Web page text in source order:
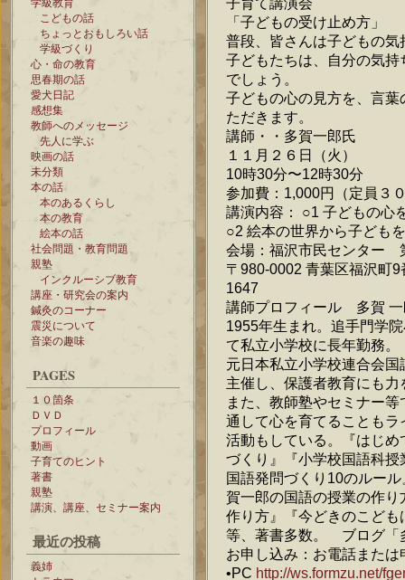
学級教育
こどもの話
ちょっとおもしろい話
学級づくり
心・命の教育
思春期の話
愛犬日記
感想集
教師へのメッセージ
先人に学ぶ
映画の話
未分類
本の話
本のあるくらし
本の教育
絵本の話
社会問題・教育問題
親塾
インクルーシブ教育
講座・研究会の案内
鍼灸のコーナー
震災について
音楽の趣味
PAGES
１０箇条
ＤＶＤ
プロフィール
動画
子育てのヒント
著書
親塾
講演、講座、セミナー案内
最近の投稿
義姉
「子どもの受け止め方」
普段、皆さんは子どもの
子どもたちは、自分の気
でしょう。
子どもの心の見方を、言
ただきます。
講師・・多賀一郎氏
１１月２６日（火）
10時30分〜12時30分
参加費：1,000円（定員３
講演内容： ○1 子どもの心
○2 絵本の世界から子ども
会場：福沢市民センター
〒980-0002 青葉区福沢町
1647
講師プロフィール 多賀 一
1955年生まれ。追手門学
て私立小学校に長年勤務。
元日本私立小学校連合会
主催し、保護者教育にも力
また、教師塾やセミナー
通して心を育てることも
活動もしている。『はじ
づくり』『小学校国語科
国語発問づくり10のルー
賀一郎の国語の授業の作
作り方』『今どきのこど
等、著書多数。 ブログ「
お申し込み：お電話また
•PC http://ws.formzu.net/